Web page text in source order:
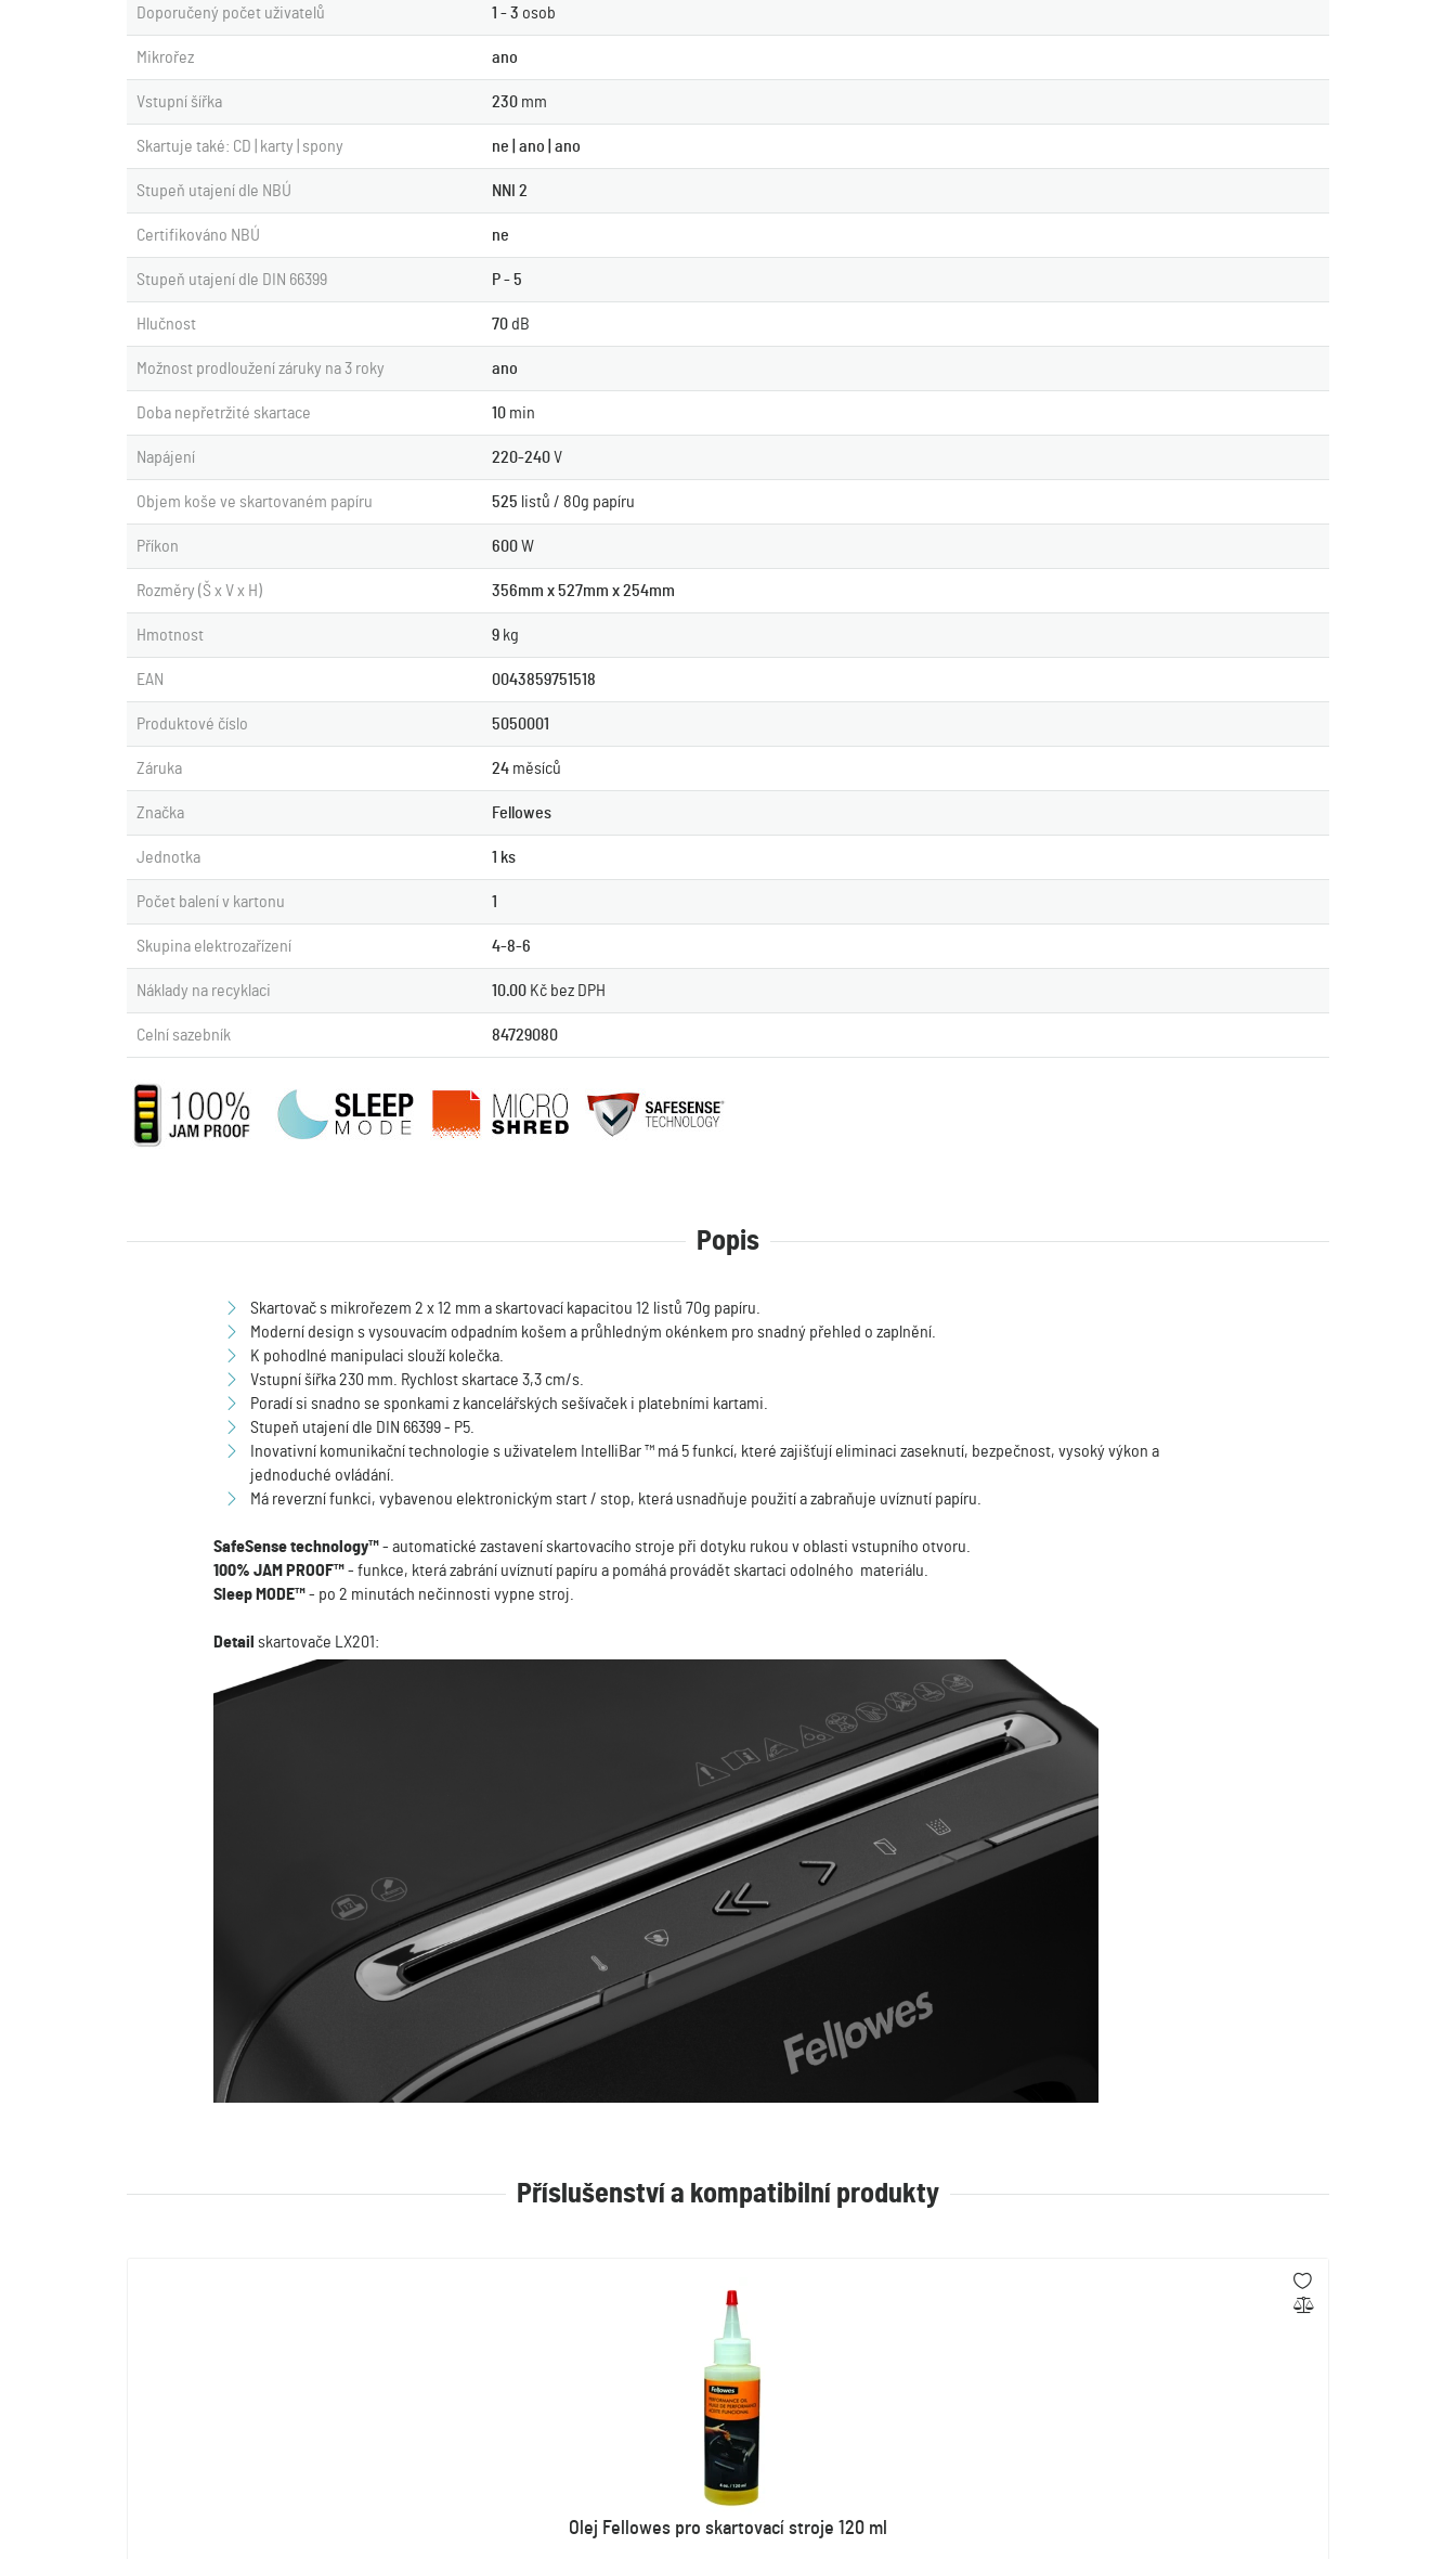
Doporučený počet uživatelů 1 - 3 osob
Mikrořez ano
Vstupní šířka 230 mm
Skartuje také: CD | karty | spony ne | ano | ano
Stupeň utajení dle NBÚ NNI 2
Certifikováno NBÚ ne
Stupeň utajení dle DIN 66399 P - 5
Hlučnost 70 dB
Možnost prodloužení záruky na 3 roky ano
Doba nepřetržité skartace 10 min
Napájení 220-240 V
Objem koše ve skartovaném papíru 525 listů / 80g papíru
Příkon 600 W
Rozměry (Š x V x H) 356mm x 527mm x 254mm
Hmotnost 9 kg
EAN 0043859751518
Produktové číslo 5050001
Záruka 24 měsíců
Značka Fellowes
Jednotka 1 ks
Počet balení v kartonu 1
Skupina elektrozařízení 4-8-6
Náklady na recyklaci 10.00 Kč bez DPH
Celní sazebník 84729080
Popis
Skartovač s mikrořezem 2 x 12 mm a skartovací kapacitou 12 listů 70g papíru.
Moderní design s vysouvacím odpadním košem a průhledným okénkem pro snadný přehled o zaplnění.
K pohodlné manipulaci slouží kolečka.
Vstupní šířka 230 mm. Rychlost skartace 3,3 cm/s.
Poradí si snadno se sponkami z kancelářských sešívaček i platebními kartami.
Stupeň utajení dle DIN 66399 - P5.
Inovativní komunikační technologie s uživatelem IntelliBar ™ má 5 funkcí, které zajišťují eliminaci zaseknutí, bezpečnost, vysoký výkon a
jednoduché ovládání.
Má reverzní funkci, vybavenou elektronickým start / stop, která usnadňuje použití a zabraňuje uvíznutí papíru.
SafeSense technology™- automatické zastavení skartovacího stroje při dotyku rukou v oblasti vstupního otvoru.
100% JAM PROOF™- funkce, která zabrání uvíznutí papíru a pomáhá provádět skartaci odolného materiálu.
Sleep MODE™- po 2 minutách nečinnosti vypne stroj.
Detail skartovače LX201:
Příslušenství a kompatibilní produkty
Olej Fellowes pro skartovací stroje 120 ml